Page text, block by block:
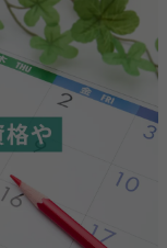
サービス詳細
ー・イベント
ップ